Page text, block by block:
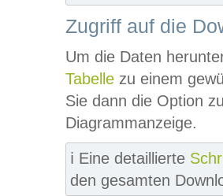
Zugriff auf die
Um die Daten
Tabelle zu einem
Sie dann die Option
Diagrammanzeige.
ℹ️ Eine detaillierte
den gesamten